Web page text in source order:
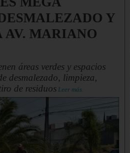
Y
MARIANO
áreas verdes y espacios
desmalezado, limpieza,
de residuos Leer más.